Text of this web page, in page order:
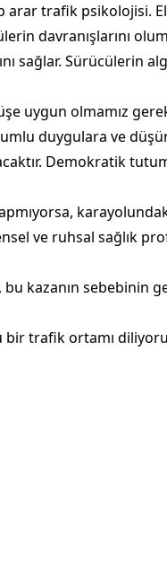
arar trafik psikolojisi.
davranışlarını
sağlar. Sürücülerin
uygun olmamız
duygulara ve
Demokratik
karayolundaki
ve ruhsal sağlık
kazanın sebebinin
bir trafik ortamı